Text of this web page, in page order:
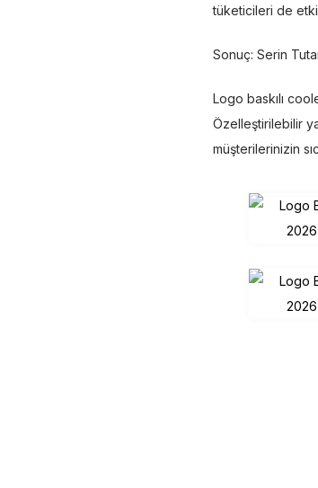
tüketicileri de
Sonuç: Serin
Logo baskılı
Özelleştirilebilir
müşterilerinizin